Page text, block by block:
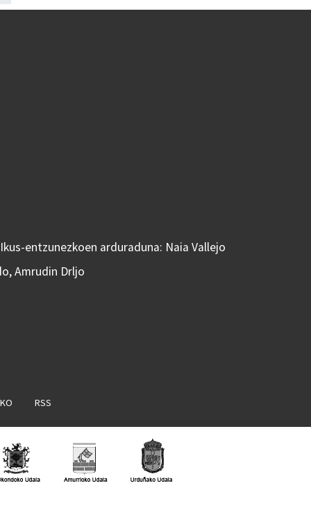
entzunezkoen arduraduna: Naia Vallejo
Amrudin Drljo
RSS